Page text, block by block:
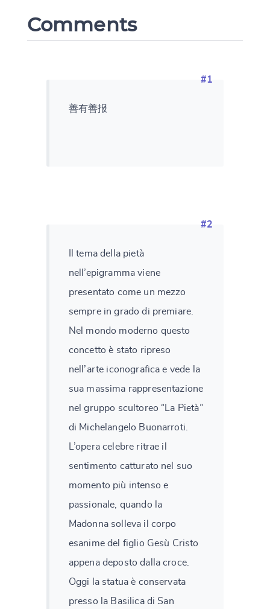
Comments
#1
善有善报
#2
Il tema della pietà
nell’epigramma viene
presentato come un mezzo
sempre in grado di premiare.
Nel mondo moderno questo
concetto è stato ripreso
nell’arte iconografica e vede la
sua massima rappresentazione
nel gruppo scultoreo “La Pietà”
di Michelangelo Buonarroti.
L’opera celebre ritrae il
sentimento catturato nel suo
momento più intenso e
passionale, quando la
Madonna solleva il corpo
esanime del figlio Gesù Cristo
appena deposto dalla croce.
Oggi la statua è conservata
presso la Basilica di San